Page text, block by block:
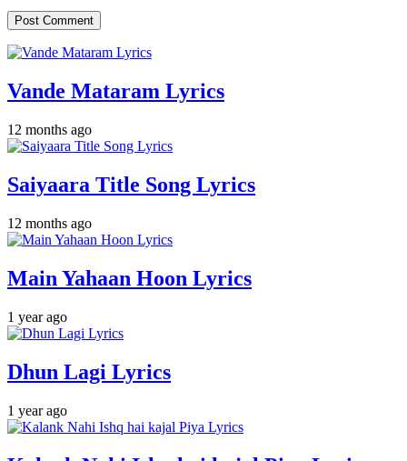
Vande Mataram Lyrics
12 months ago
Saiyaara Title Song Lyrics
12 months ago
Main Yahaan Hoon Lyrics
1 year ago
Dhun Lagi Lyrics
1 year ago